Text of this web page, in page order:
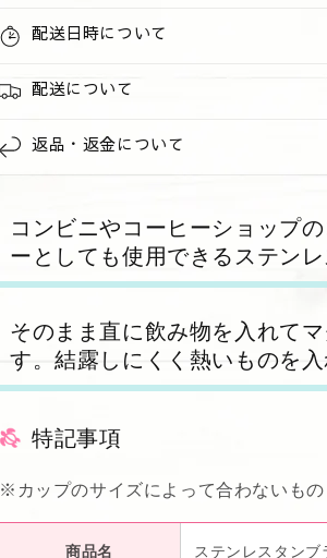
す
す
配送日時について
配送について
返品・返金について
コンビニやコーヒーショップ
ーとしても使用できるステンレ
そのまま直に飲み物を入れて
す。結露しにくく熱いものを
特記事項
※カップのサイズによって合わないもの
商品名 ステンレスタン